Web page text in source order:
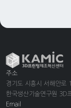
주소
경기도 시흥시 서해안로
한국생산기술연구원 3D
Email